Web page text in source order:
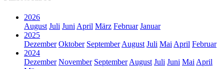
2026
August Juli Juni April März Februar Januar
2025
Dezember Oktober September August Juli Mai April Februar
2024
Dezember November September August Juli Juni Mai April